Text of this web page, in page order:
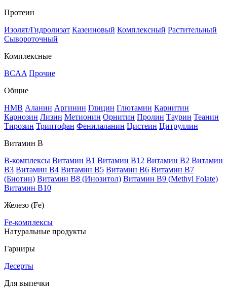
Протеин
Изолят/Гидролизат Казеиновый Комплексный Растительный
Сывороточный
Комплексные
BCAA Прочие
Общие
HMB Аланин Аргинин Глицин Глютамин Карнитин
Карнозин Лизин Метионин Орнитин Пролин Таурин Теанин
Тирозин Триптофан Фенилаланин Цистеин Цитруллин
Витамин В
B-комплексы Витамин B1 Витамин B12 Витамин B2 Витамин
B3 Витамин B4 Витамин B5 Витамин B6 Витамин B7
(Биотин) Витамин B8 (Инозитол) Витамин B9 (Methyl Folate)
Витамин В10
Железо (Fe)
Fe-комплексы
Натуральные продукты
Гарниры
Десерты
Для выпечки